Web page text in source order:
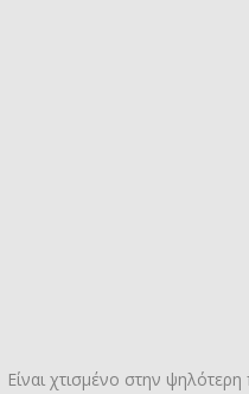
Είναι χτισμένο στην